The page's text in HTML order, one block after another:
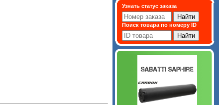
Узнать статус заказа
Поиск товара по номеру ID